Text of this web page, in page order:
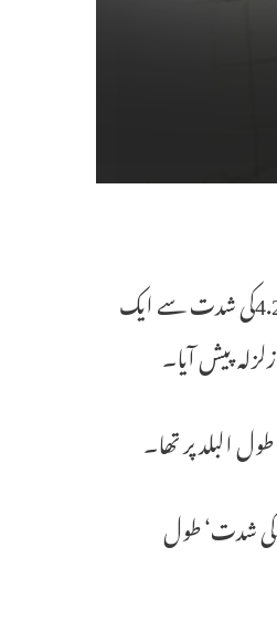
اسلام آباد۔ نیشنل سنٹر برائے سیسمالوجی(این سی ایس) کی خبر کے مطابق پاکستان میں منگل کے روز4.2کی شدت سے ایک
ایکس پر پوسٹ میں این سی ایس نے کہاکہ ”ہندوستانی وقت 03:38:03بتاریخ28-11-2023زلزلہ 4.2کی شدت‘ طول